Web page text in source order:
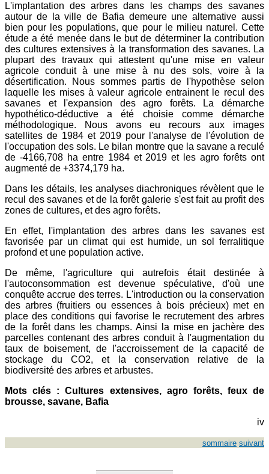
L'implantation des arbres dans les champs des savanes
autour de la ville de Bafia demeure une alternative aussi
bien pour les populations, que pour le milieu naturel. Cette
étude a été menée dans le but de déterminer la contribution
des cultures extensives à la transformation des savanes. La
plupart des travaux qui attestent qu'une mise en valeur
agricole conduit à une mise à nu des sols, voire à la
désertification. Nous sommes partis de l'hypothèse selon
laquelle les mises à valeur agricole entrainent le recul des
savanes et l'expansion des agro forêts. La démarche
hypothético-déductive a été choisie comme démarche
méthodologique. Nous avons eu recours aux images
satellites de 1984 et 2019 pour l'analyse de l'évolution de
l'occupation des sols. Le bilan montre que la savane a reculé
de -4166,708 ha entre 1984 et 2019 et les agro forêts ont
augmenté de +3374,179 ha.
Dans les détails, les analyses diachroniques révèlent que le
recul des savanes et de la forêt galerie s'est fait au profit des
zones de cultures, et des agro forêts.
En effet, l'implantation des arbres dans les savanes est
favorisée par un climat qui est humide, un sol ferralitique
profond et une population active.
De même, l'agriculture qui autrefois était destinée à
l'autoconsommation est devenue spéculative, d'où une
conquête accrue des terres. L'introduction ou la conservation
des arbres (fruitiers ou essences à bois précieux) met en
place des conditions qui favorise le recrutement des arbres
de la forêt dans les champs. Ainsi la mise en jachère des
parcelles contenant des arbres conduit à l'augmentation du
taux de boisement, de l'accroissement de la capacité de
stockage du CO2, et la conservation relative de la
biodiversité des arbres et arbustes.
Mots clés : Cultures extensives, agro forêts, feux de
brousse, savane, Bafia
iv
sommaire suivant